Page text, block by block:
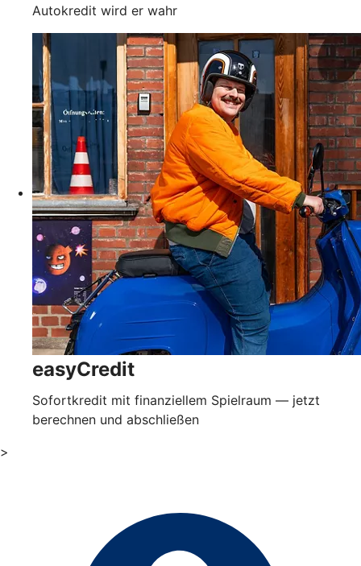
Autokredit wird er wahr
easyCredit
Sofortkredit mit finanziellem Spielraum — jetzt
berechnen und abschließen
>